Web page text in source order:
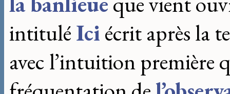
intituléIciécrit après la
avec l’intuition première